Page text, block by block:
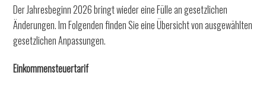
Der Jahresbeginn 2026 bringt wieder eine Fülle an gesetzlichen
Änderungen. Im Folgenden finden Sie eine Übersicht von ausgewählten
gesetzlichen Anpassungen.
Einkommensteuertarif